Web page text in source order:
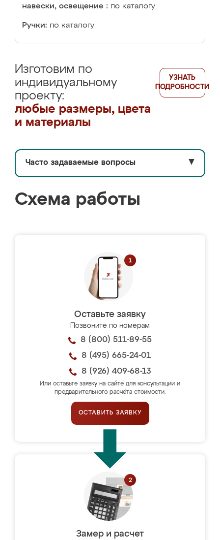
навески, освещение : по каталогу
Ручки: по каталогу
Изготовим по
индивидуальному
проекту:
любые размеры, цвета
и материалы
УЗНАТЬ
ПОДРОБНОСТИ
Часто задаваемые вопросы ▼
Схема работы
Оставьте заявку
Позвоните по номерам
8 (800) 511-89-55
8 (495) 665-24-01
8 (926) 409-68-13
Или оставьте заявку на сайте для консультации и
предварительного расчёта стоимости.
ОСТАВИТЬ ЗАЯВКУ
Замер и расчет